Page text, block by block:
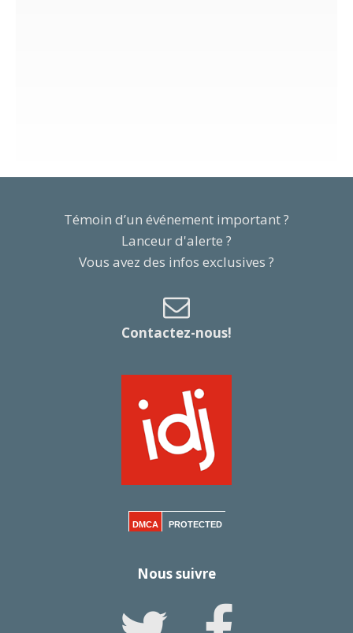
Témoin d’un événement important ?
Lanceur d'alerte ?
Vous avez des infos exclusives ?
Contactez-nous!
DMCA PROTECTED
Nous suivre